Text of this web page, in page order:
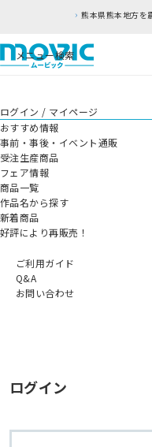
熊本県熊本地方を
メニュー検索
ログイン / マイページ
おすすめ情報
事前・事後・イベント通販
受注生産商品
フェア情報
商品一覧
作品名から探す
新着商品
好評により再販売！
ご利用ガイド
Q&A
お問い合わせ
ログイン